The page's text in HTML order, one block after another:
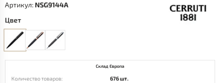
Артикул: NSG9144A
Цвет
Склад Европа
Количество товаров:
676 шт.